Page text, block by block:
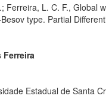
Ferreira, L. C. F., Global
type. Partial
Estadual de Santa